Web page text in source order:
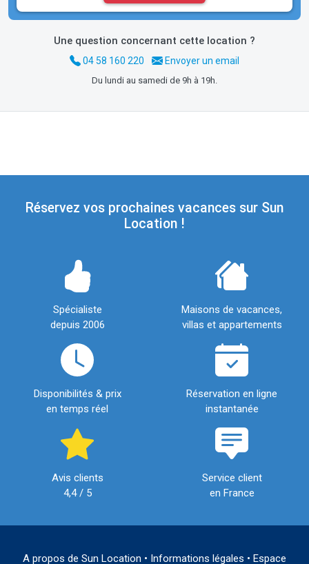
Une question concernant cette location ?
04 58 160 220 Envoyer un email
Du lundi au samedi de 9h à 19h.
Réservez vos prochaines vacances sur Sun
Location !
Spécialiste
depuis 2006
Maisons de vacances,
villas et appartements
Disponibilités & prix
en temps réel
Réservation en ligne
instantanée
Avis clients
4,4 / 5
Service client
en France
A propos de Sun Location • Informations légales • Espace